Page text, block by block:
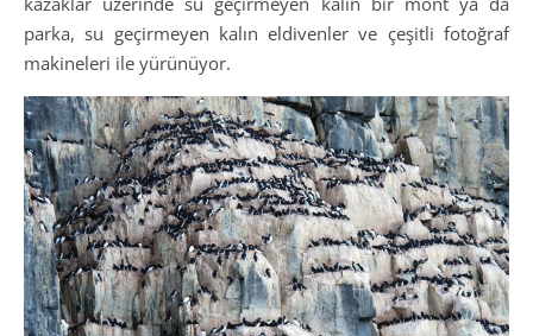
parka, su geçirmeyen kalın eldivenler ve çeşitli fotoğraf
makineleri ile yürünüyor.